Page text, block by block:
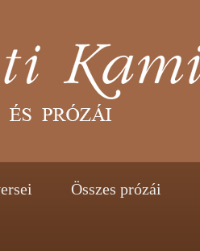
Összes prózái